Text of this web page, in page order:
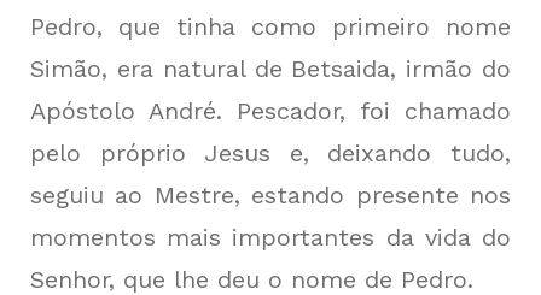
Pedro, que tinha como primeiro nome
Simão, era natural de Betsaida, irmão do
Apóstolo André. Pescador, foi chamado
pelo próprio Jesus e, deixando tudo,
seguiu ao Mestre, estando presente nos
momentos mais importantes da vida do
Senhor, que lhe deu o nome de Pedro.